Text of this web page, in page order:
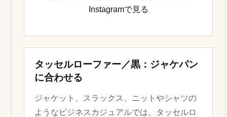
Instagramで見る
タッセルローファー／黒：ジャケパン
に合わせる
ジャケット、スラックス、ニットやシャツの
ようなビジネスカジュアルでは、タッセルロ